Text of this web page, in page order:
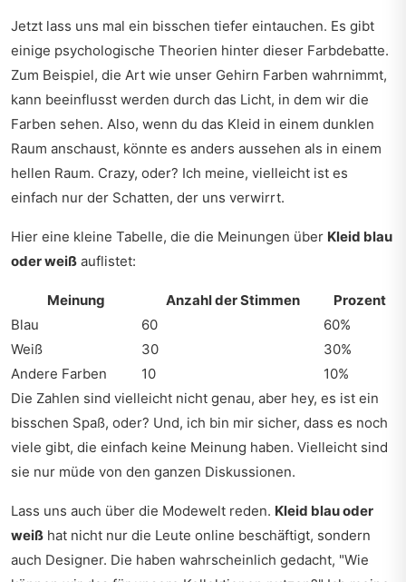
Jetzt lass uns mal ein bisschen tiefer eintauchen. Es gibt
einige psychologische Theorien hinter dieser Farbdebatte.
Zum Beispiel, die Art wie unser Gehirn Farben wahrnimmt,
kann beeinflusst werden durch das Licht, in dem wir die
Farben sehen. Also, wenn du das Kleid in einem dunklen
Raum anschaust, könnte es anders aussehen als in einem
hellen Raum. Crazy, oder? Ich meine, vielleicht ist es
einfach nur der Schatten, der uns verwirrt.
Hier eine kleine Tabelle, die die Meinungen über Kleid blau
oder weiß auflistet:
Meinung Anzahl der Stimmen
Prozent
Blau
60
60%
Weiß
30
30%
Andere Farben
10
10%
Die Zahlen sind vielleicht nicht genau, aber hey, es ist ein
bisschen Spaß, oder? Und, ich bin mir sicher, dass es noch
viele gibt, die einfach keine Meinung haben. Vielleicht sind
sie nur müde von den ganzen Diskussionen.
Lass uns auch über die Modewelt reden. Kleid blau oder
weiß hat nicht nur die Leute online beschäftigt, sondern
auch Designer. Die haben wahrscheinlich gedacht, "Wie